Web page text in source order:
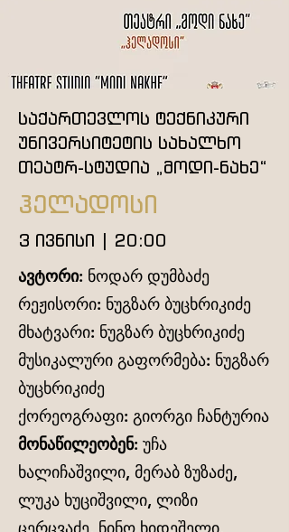
საქართევლოს ტექნიკური
უნივერსიტეტის სახალხო
თეატრ-სტუდია „მოდი-ნახე“
ჰელადოსი
3 ივნისი | 20:00
ავტორი: ნოდარ დუმბაძე
რეჟისორი: ნუგზარ ბუცხრიკიძე
მხატვარი: ნუგზარ ბუცხრიკიძე
მუსიკალური გაფორმება: ნუგზარ
ბუცხრიკიძე
ქორეოგრაფი: გიორგი ჩანტურია
მონაწილეობენ: უჩა
ხალიჩაშვილი, მერაბ ზუზაძე,
ლუკა ხუციშვილი, ლიზი